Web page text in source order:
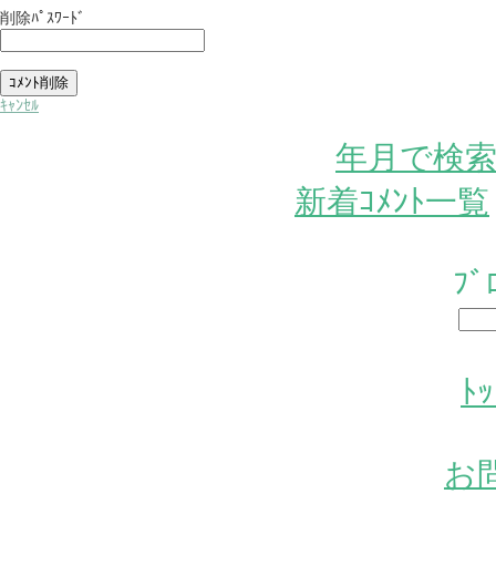
削除ﾊﾟｽﾜｰﾄﾞ
ｷｬﾝｾﾙ
年月で検索
新着ｺﾒﾝﾄ一覧
ﾌ
ﾄ
お